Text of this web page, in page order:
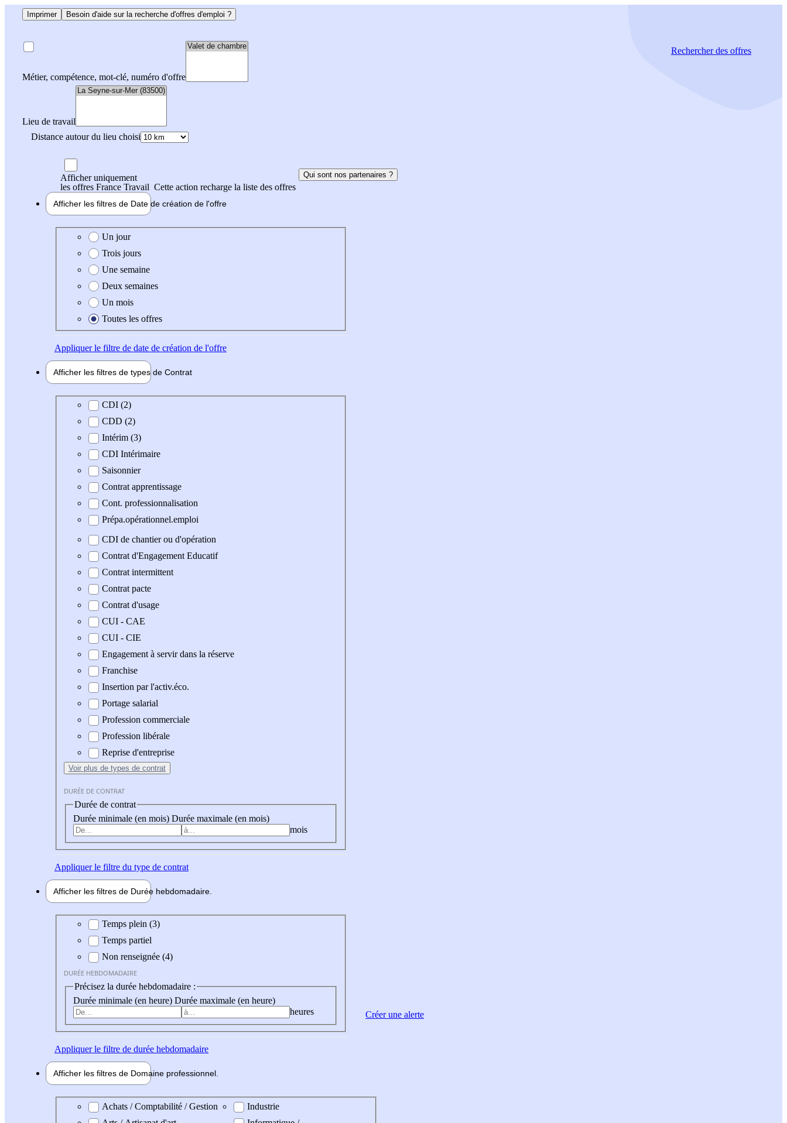
Imprimer Besoin d'aide sur la recherche d'offres d'emploi ?
Métier, compétence, mot-clé, numéro d'offre
Lieu de travail
Distance autour du lieu choisi
Rechercherdes offres
Afficher uniquement
les offres France Travail Cette action recharge la liste des offres
Qui sont nos partenaires ?
Afficher les filtres de Date de création de l'offre
Date de création de l'offre
Un jour
Trois jours
Une semaine
Deux semaines
Un mois
Toutes les offres
Appliquerle filtre de date de création de l'offre
Afficher les filtres de types de Contrat
Type de contrat
CDI (2)
CDD (2)
Intérim (3)
CDI Intérimaire
Saisonnier
Contrat apprentissage
Cont. professionnalisation
Prépa.opérationnel.emploi
CDI de chantier ou d'opération
Contrat d'Engagement Educatif
Contrat intermittent
Contrat pacte
Contrat d'usage
CUI - CAE
CUI - CIE
Engagement à servir dans la réserve
Franchise
Insertion par l'activ.éco.
Portage salarial
Profession commerciale
Profession libérale
Reprise d'entreprise
Voir plus de types de contrat
DURÉE DE CONTRAT
Durée de contrat
Durée minimale (en mois) Durée maximale (en mois)
mois
Appliquerle filtre du type de contrat
Afficher les filtres de Durée hebdomadaire
Durée hebdomadaire
Temps plein (3)
Temps partiel
Non renseignée (4)
DURÉE HEBDOMADAIRE
Précisez la durée hebdomadaire :
Durée minimale (en heure) Durée maximale (en heure)
heures
Appliquerle filtre de durée hebdomadaire
Afficher les filtres de Domaine professionnel
Domaine professionel
Achats / Comptabilité / Gestion
Industrie
Créer une alerte